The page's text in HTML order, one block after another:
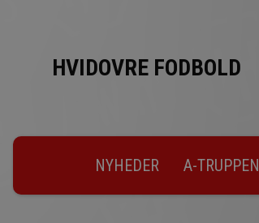
HVIDOVRE FODBOLD
NYHEDER A-TRUPPEN